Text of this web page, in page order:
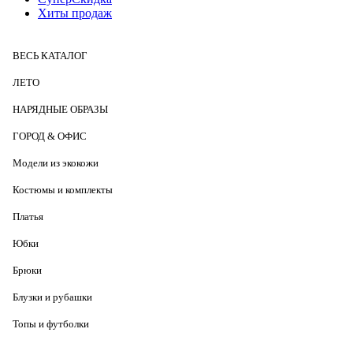
Хиты продаж
ВЕСЬ КАТАЛОГ
ЛЕТО
НАРЯДНЫЕ ОБРАЗЫ
ГОРОД & ОФИС
Модели из экокожи
Костюмы и комплекты
Платья
Юбки
Брюки
Блузки и рубашки
Топы и футболки